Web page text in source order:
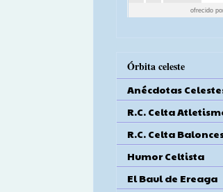
Órbita celeste
Anécdotas
R.C. Celta
R.C. Celta
Humor Celtista
El Baul de Ereaga